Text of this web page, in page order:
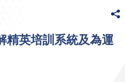
精英培訓系統及為運